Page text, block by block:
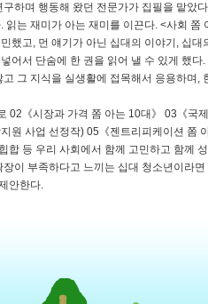
하며 행동해 왔던 전문가가 집필을 맡았
는 재미가 아는 재미를 이끈다. <사회
했고, 먼 얘기가 아닌 십대의 이야기, 십
어서 단숨에 한 권을 읽어 낼 수 있게 했다.
그 지식을 실생활에 접목해서 응용하며,
02《시장과 가격 쫌 아는 10대》 03《국
원 사업 선정작) 05《젠트리피케이션 쫌
합 등 우리 사회에서 함께 고민하고 함께
이 부족하다고 느끼는 십대 청소년이라
안한다.